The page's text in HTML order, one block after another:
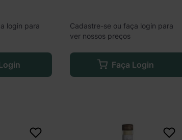
login para
Cadastre-se ou faça login para
ver nossos preços
Faça Login